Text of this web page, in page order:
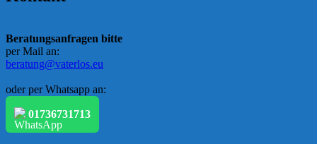
Beratungsanfragen bitte
per Mail an:
beratung@vaterlos.eu
oder per Whatsapp an:
01736731713